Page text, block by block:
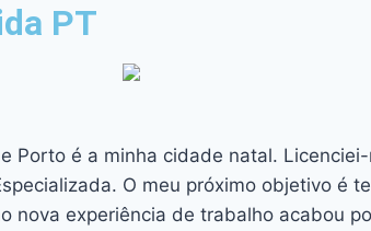
PT
Porto é a minha cidade natal.
O meu próximo objetivo é
nova experiência de trabalho acabou